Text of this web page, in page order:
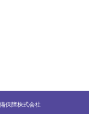
保障株式会社